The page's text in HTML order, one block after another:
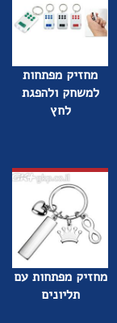
מחזיק מפתחות
למשחק ולהפגת
לחץ
מחזיק מפתחות עם
תליונים